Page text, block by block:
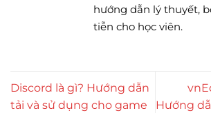
hướng dẫn lý thuyết,
tiễn cho học viên.
Discord là gì? Hướng dẫn
tải và sử dụng cho game
Hướng